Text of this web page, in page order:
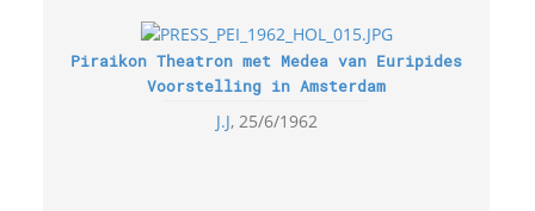
Piraikon Theatron met Medea van Euripides
Voorstelling in Amsterdam
J.J 25/6/1962